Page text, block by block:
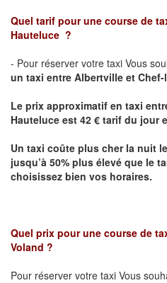
Quel tarif pour une course de
Hauteluce ?
- Pour réserver votre taxi Vous
un taxi entre Albertville et
Le prix approximatif en taxi
Hauteluce est 42 € tarif du jour
Un taxi coûte plus cher la nuit
jusqu’à 50% plus élevé que le
choisissez bien vos horaires.
Quel prix pour une course de
Voland ?
Pour réserver votre taxi Vous